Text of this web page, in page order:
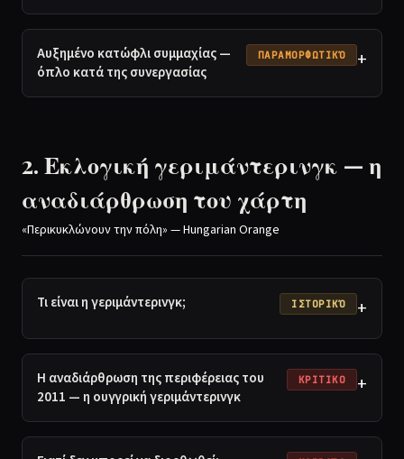
Αυξημένο κατώφλι συμμαχίας —
όπλο κατά της συνεργασίας
ΠΑΡΑΜΟΡΦΩΤΙΚΌ +
2. Εκλογική γεριμάντερινγκ — η
αναδιάρθρωση του χάρτη
«Περικυκλώνουν την πόλη» — Hungarian Orange
Τι είναι η γεριμάντερινγκ; ΙΣΤΟΡΙΚΌ +
Η αναδιάρθρωση της περιφέρειας του
2011 — η ουγγρική γεριμάντερινγκ
ΚΡΙΤΙΚΟ +